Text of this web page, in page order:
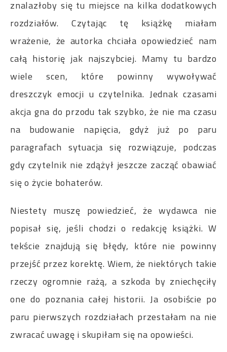
znalazłoby się tu miejsce na kilka dodatkowych
rozdziałów. Czytając tę książkę miałam
wrażenie, że autorka chciała opowiedzieć nam
całą historię jak najszybciej. Mamy tu bardzo
wiele scen, które powinny wywoływać
dreszczyk emocji u czytelnika. Jednak czasami
akcja gna do przodu tak szybko, że nie ma czasu
na budowanie napięcia, gdyż już po paru
paragrafach sytuacja się rozwiązuje, podczas
gdy czytelnik nie zdążył jeszcze zacząć obawiać
się o życie bohaterów.
Niestety muszę powiedzieć, że wydawca nie
popisał się, jeśli chodzi o redakcję książki. W
tekście znajdują się błędy, które nie powinny
przejść przez korektę. Wiem, że niektórych takie
rzeczy ogromnie rażą, a szkoda by zniechęciły
one do poznania całej historii. Ja osobiście po
paru pierwszych rozdziałach przestałam na nie
zwracać uwagę i skupiłam się na opowieści.